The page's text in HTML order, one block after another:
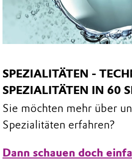
SPEZIALITÄTEN -
SPEZIALITÄTEN IN 60
Sie möchten mehr über
Spezialitäten erfahren?
Dann schauen doch